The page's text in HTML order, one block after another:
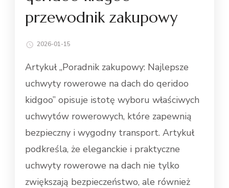
przewodnik zakupowy
2026-01-15
Artykuł „Poradnik zakupowy: Najlepsze
uchwyty rowerowe na dach do qeridoo
kidgoo” opisuje istotę wyboru właściwych
uchwytów rowerowych, które zapewnią
bezpieczny i wygodny transport. Artykuł
podkreśla, że eleganckie i praktyczne
uchwyty rowerowe na dach nie tylko
zwiększają bezpieczeństwo, ale również